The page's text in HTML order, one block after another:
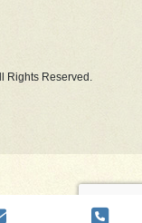
Rights Reserved.